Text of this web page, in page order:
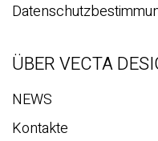
ÜBER VECTA
NEWS
Kontakte